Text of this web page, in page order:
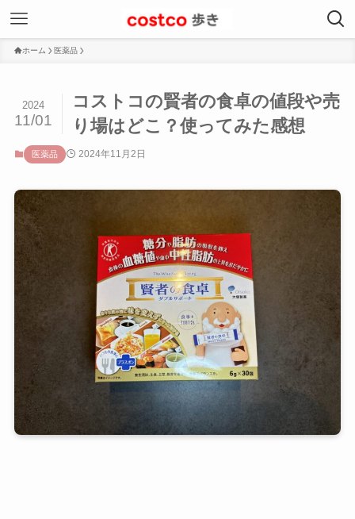
ホーム 医薬品
コストコの賢者の食卓の値段や売
り場はどこ？使ってみた感想
2024
11/01
医薬品 2024年11月2日